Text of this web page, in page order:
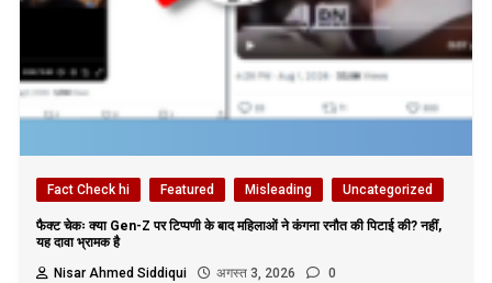
Fact Check hi Featured Misleading Uncategorized
फैक्ट चेकः क्या Gen-Z पर टिप्पणी के बाद महिलाओं ने कंगना रनौत की पिटाई की? नहीं,
यह दावा भ्रामक है
Nisar Ahmed Siddiqui
अगस्त 3, 2026 0